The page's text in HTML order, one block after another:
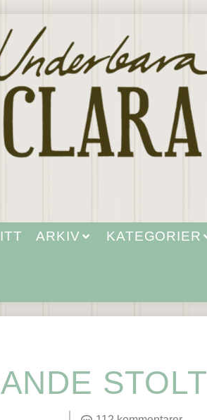
ARKIV KATEGORIER
STOLT